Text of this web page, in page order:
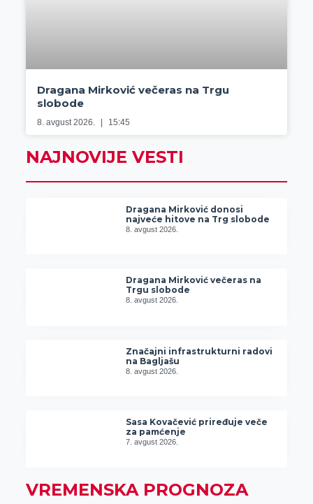
Dragana Mirković večeras na Trgu
slobode
8. avgust 2026. 15:45
NAJNOVIJE VESTI
Dragana Mirković donosi
najveće hitove na Trg slobode
8. avgust 2026.
Dragana Mirković večeras na
Trgu slobode
8. avgust 2026.
Značajni infrastrukturni radovi
na Bagljašu
8. avgust 2026.
Sasa Kovačević priređuje veče
za pamćenje
7. avgust 2026.
VREMENSKA PROGNOZA